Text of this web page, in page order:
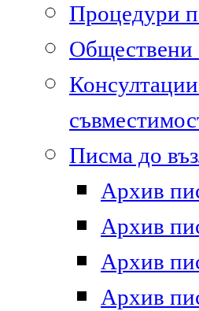
Процедури
Обществени
Писма до
Архив
Архив
Архив
Архив